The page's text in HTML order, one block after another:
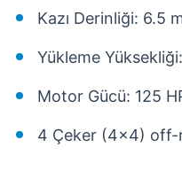
Kazı Derinliği: 6.5
Yükleme
Motor Gücü: 125
4 Çeker (4x4) off-